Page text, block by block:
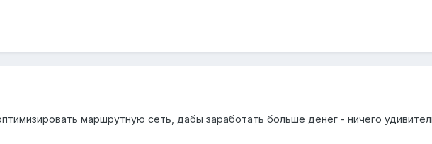
маршрутную сеть, дабы заработать больше денег - ничего